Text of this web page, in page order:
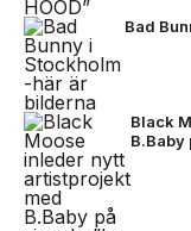
Bad
Black
B.Baby